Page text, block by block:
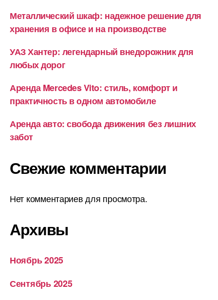
Металлический шкаф: надежное решение для
хранения в офисе и на производстве
УАЗ Хантер: легендарный внедорожник для
любых дорог
Аренда Mercedes Vito: стиль, комфорт и
практичность в одном автомобиле
Аренда авто: свобода движения без лишних
забот
Свежие комментарии
Нет комментариев для просмотра.
Архивы
Ноябрь 2025
Сентябрь 2025